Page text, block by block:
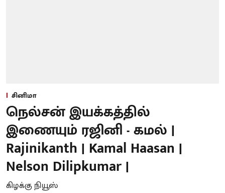
சினிமா
நெல்சன் இயக்கத்தில்
இணையும் ரஜினி - கமல் |
Rajinikanth | Kamal Haasan |
Nelson Dilipkumar |
கிழக்கு நியூஸ்